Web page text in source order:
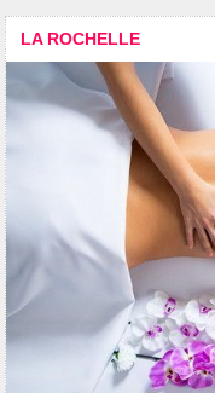
LA ROCHELLE